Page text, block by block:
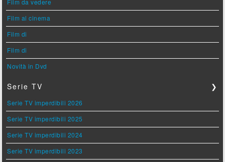
Film da vedere
Film al cinema
Film di
Film di
Novità in Dvd
Serie TV ❯
Serie TV imperdibili 2026
Serie TV imperdibili 2025
Serie TV imperdibili 2024
Serie TV imperdibili 2023